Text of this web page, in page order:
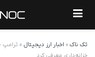
تک ناک» اخبار ارز دیجیتال » ترامپ